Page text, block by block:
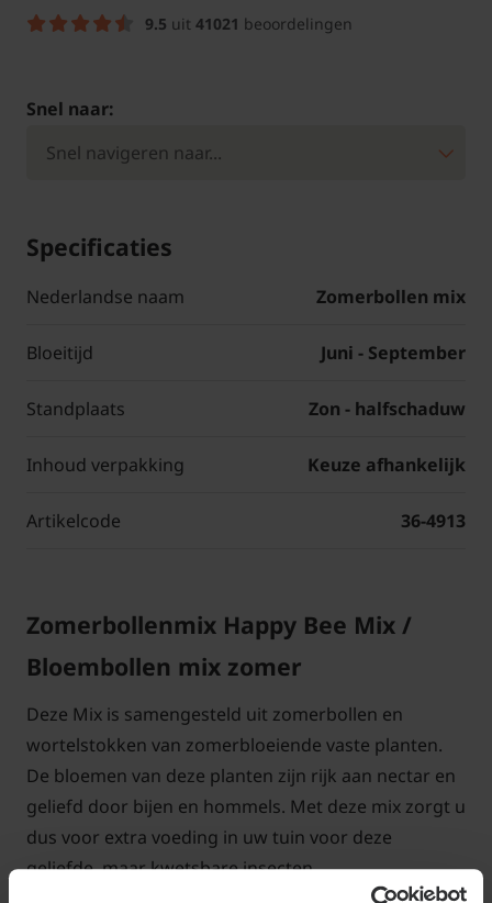
9.5 uit 41021 beoordelingen
Snel naar:
Specificaties
Nederlandse naam Zomerbollen mix
Bloeitijd Juni - September
Standplaats Zon - halfschaduw
Inhoud verpakking Keuze afhankelijk
Artikelcode 36-4913
Zomerbollenmix Happy Bee Mix /
Bloembollen mix zomer
Deze Mix is samengesteld uit zomerbollen en
wortelstokken van zomerbloeiende vaste planten.
De bloemen van deze planten zijn rijk aan nectar en
geliefd door bijen en hommels. Met deze mix zorgt u
dus voor extra voeding in uw tuin voor deze
geliefde, maar kwetsbare insecten.